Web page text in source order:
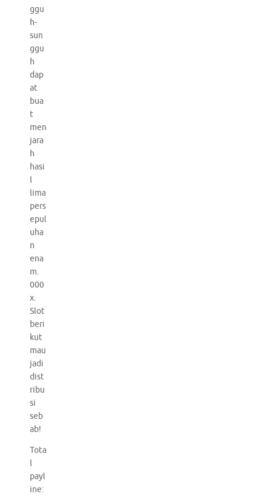
ggu
h-
sun
ggu
h
dap
at
bua
t
men
jara
h
hasi
l
lima
pers
epul
uha
n
ena
m.
000
x.
Slot
beri
kut
mau
jadi
dist
ribu
si
seb
ab!
Tota
l
payl
ine: